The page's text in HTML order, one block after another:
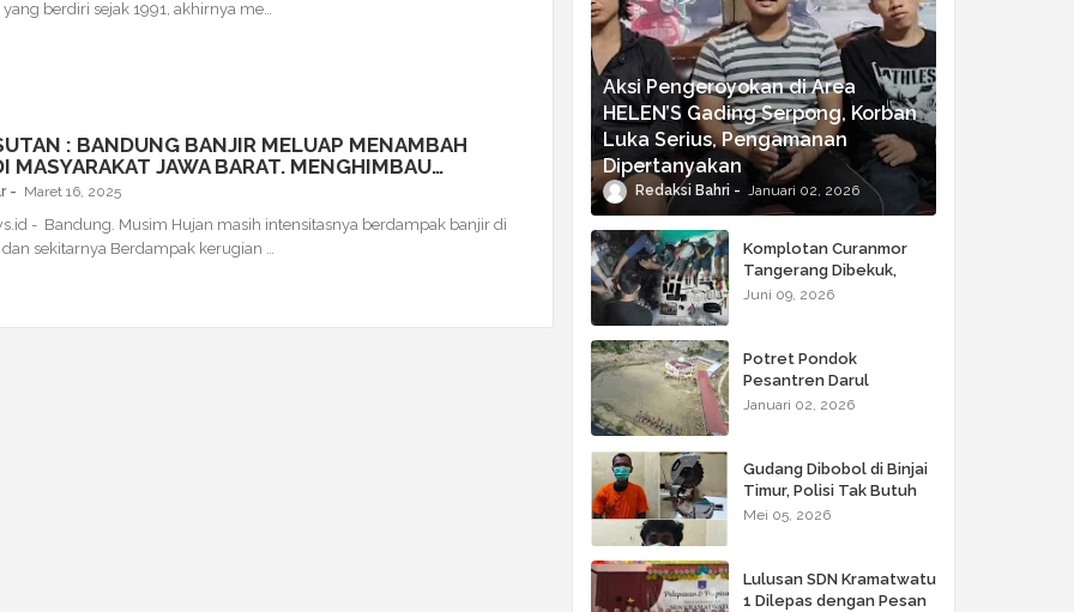
yang berdiri sejak 1991, akhirnya me…
: BANDUNG BANJIR MELUAP MENAMBAH
MASYARAKAT JAWA BARAT. MENGHIMBAU
RI BERSIKAP TEGAS
Maret 16, 2025
- Bandung. Musim Hujan masih intensitasnya berdampak banjir di
sekitarnya Berdampak kerugian …
Aksi Pengeroyokan di Area
HELEN’S Gading Serpong, Korban
Luka Serius, Pengamanan
Dipertanyakan
Redaksi Bahri Januari 02, 2026
Komplotan Curanmor
Tangerang Dibekuk,
Polisi Sita Airsoft Gun
Juni 09, 2026
Potret Pondok
Pesantren Darul
Mukhlisin Terkini! Sudah
Januari 02, 2026
Gudang Dibobol di Binjai
Timur, Polisi Tak Butuh
Waktu Lama: Dua Pelaku
Mei 05, 2026
Lulusan SDN Kramatwatu
1 Dilepas dengan Pesan